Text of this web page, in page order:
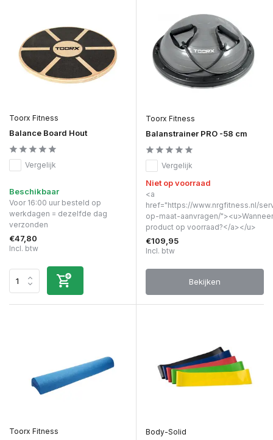
Toorx Fitness
Balance Board Hout
Vergelijk
Beschikbaar
Voor 16:00 uur besteld op
werkdagen = dezelfde dag
verzonden
€47,80
Incl. btw
Toorx Fitness
Balanstrainer PRO -58 cm
Vergelijk
Niet op voorraad
<a
href="https://www.nrgfitness.nl/
op-maat-aanvragen/
product op voorraad?</a></u>
€109,95
Incl. btw
Bekijken
Toorx Fitness Body-Solid